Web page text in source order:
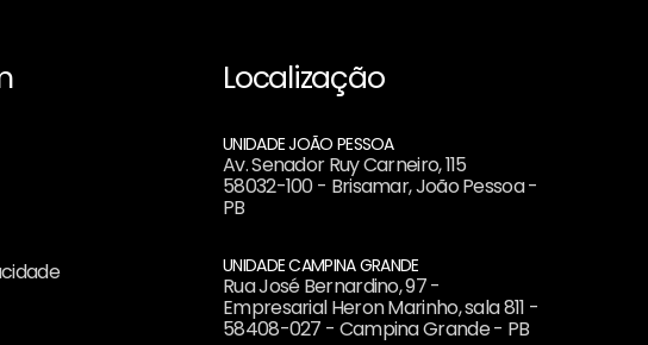
Localização
UNIDADE JOÃO PESSOA
Av. Senador Ruy Carneiro, 115
58032-100 - Brisamar, João Pessoa -
PB
UNIDADE CAMPINA GRANDE
Rua José Bernardino, 97 -
Empresarial Heron Marinho, sala 811 -
58408-027 - Campina Grande - PB